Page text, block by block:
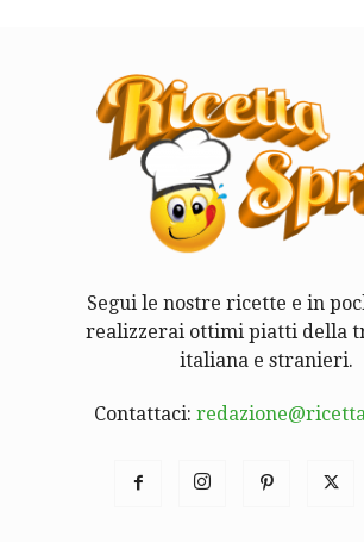
Segui le nostre ricette e in
realizzerai ottimi piatti della
italiana e stranieri.
Contattaci: